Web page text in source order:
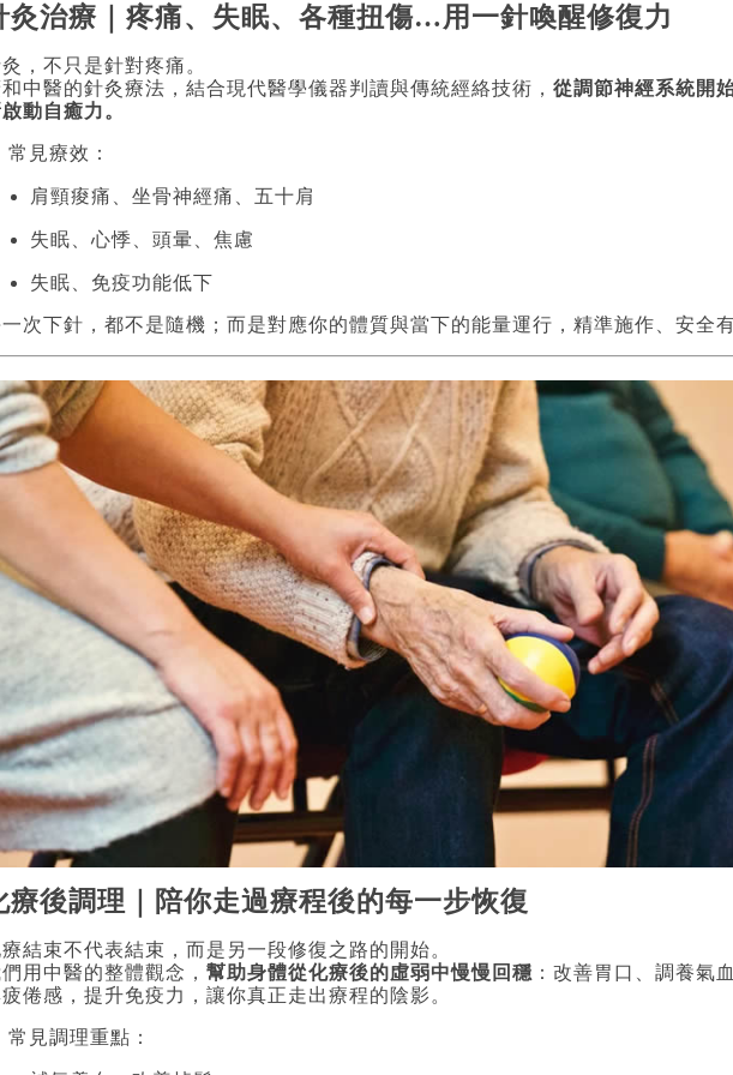
灸治療｜疼痛、失眠、各種扭傷…用一針喚醒修復力
，不只是針對疼痛。
中醫的針灸療法，結合現代醫學儀器判讀與傳統經絡技術， 從調節神經系統開
動自癒力。
常見療效：
肩頸痠痛、坐骨神經痛、五十肩
失眠、心悸、頭暈、焦慮
失眠、免疫功能低下
次下針，都不是隨機；而是對應你的體質與當下的能量運行，精準施作、安全有
療後調理｜陪你走過療程後的每一步恢復
結束不代表結束，而是另一段修復之路的開始。
用中醫的整體觀念， 幫助身體從化療後的虛弱中慢慢回穩 ：改善胃口、調養氣
倦感，提升免疫力，讓你真正走出療程的陰影。
常見調理重點：